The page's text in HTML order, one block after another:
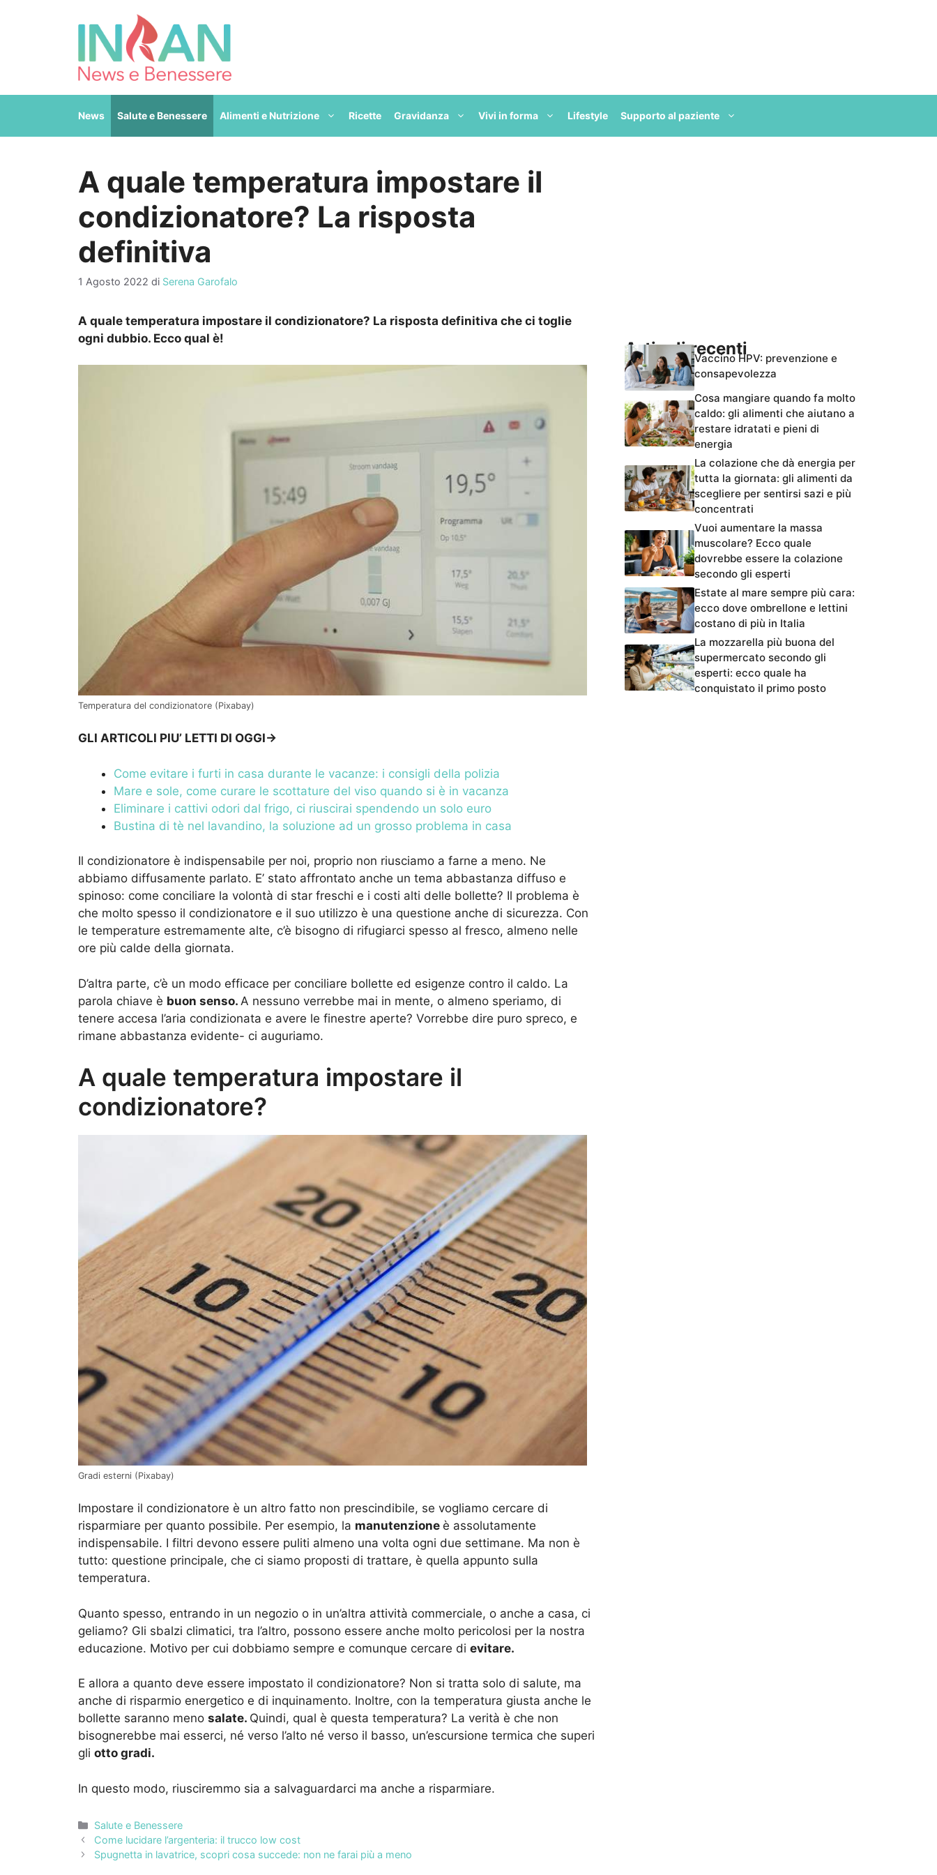
News Salute e Benessere Alimenti e Nutrizione Ricette Gravidanza Vivi in forma Lifestyle Supporto al paziente
A quale temperatura impostare il
condizionatore? La risposta
definitiva
1 Agosto 2022 di Serena Garofalo
A quale temperatura impostare il condizionatore? La risposta definitiva che ci toglie
ogni dubbio. Ecco qual è!
Temperatura del condizionatore (Pixabay)
GLI ARTICOLI PIU’ LETTI DI OGGI->
Come evitare i furti in casa durante le vacanze: i consigli della polizia
Mare e sole, come curare le scottature del viso quando si è in vacanza
Eliminare i cattivi odori dal frigo, ci riuscirai spendendo un solo euro
Bustina di tè nel lavandino, la soluzione ad un grosso problema in casa
Il condizionatore è indispensabile per noi, proprio non riusciamo a farne a meno. Ne
abbiamo diffusamente parlato. E’ stato affrontato anche un tema abbastanza diffuso e
spinoso: come conciliare la volontà di star freschi e i costi alti delle bollette? Il problema è
che molto spesso il condizionatore e il suo utilizzo è una questione anche di sicurezza. Con
le temperature estremamente alte, c’è bisogno di rifugiarci spesso al fresco, almeno nelle
ore più calde della giornata.
D’altra parte, c’è un modo efficace per conciliare bollette ed esigenze contro il caldo. La
parola chiave è buon senso. A nessuno verrebbe mai in mente, o almeno speriamo, di
tenere accesa l’aria condizionata e avere le finestre aperte? Vorrebbe dire puro spreco, e
rimane abbastanza evidente- ci auguriamo.
A quale temperatura impostare il
condizionatore?
Gradi esterni (Pixabay)
Impostare il condizionatore è un altro fatto non prescindibile, se vogliamo cercare di
risparmiare per quanto possibile. Per esempio, la manutenzione è assolutamente
indispensabile. I filtri devono essere puliti almeno una volta ogni due settimane. Ma non è
tutto: questione principale, che ci siamo proposti di trattare, è quella appunto sulla
temperatura.
Quanto spesso, entrando in un negozio o in un’altra attività commerciale, o anche a casa, ci
geliamo? Gli sbalzi climatici, tra l’altro, possono essere anche molto pericolosi per la nostra
educazione. Motivo per cui dobbiamo sempre e comunque cercare di evitare.
E allora a quanto deve essere impostato il condizionatore? Non si tratta solo di salute, ma
anche di risparmio energetico e di inquinamento. Inoltre, con la temperatura giusta anche le
bollette saranno meno salate. Quindi, qual è questa temperatura? La verità è che non
bisognerebbe mai esserci, né verso l’alto né verso il basso, un’escursione termica che superi
gli otto gradi.
In questo modo, riusciremmo sia a salvaguardarci ma anche a risparmiare.
Categorie
Salute e Benessere
Come lucidare l’argenteria: il trucco low cost
Spugnetta in lavatrice, scopri cosa succede: non ne farai più a meno
Articoli recentiVaccino HPV: prevenzione e
consapevolezza
Cosa mangiare quando fa molto
caldo: gli alimenti che aiutano a
restare idratati e pieni di
energia
La colazione che dà energia per
tutta la giornata: gli alimenti da
scegliere per sentirsi sazi e più
concentrati
Vuoi aumentare la massa
muscolare? Ecco quale
dovrebbe essere la colazione
secondo gli esperti
Estate al mare sempre più cara:
ecco dove ombrellone e lettini
costano di più in Italia
La mozzarella più buona del
supermercato secondo gli
esperti: ecco quale ha
conquistato il primo posto